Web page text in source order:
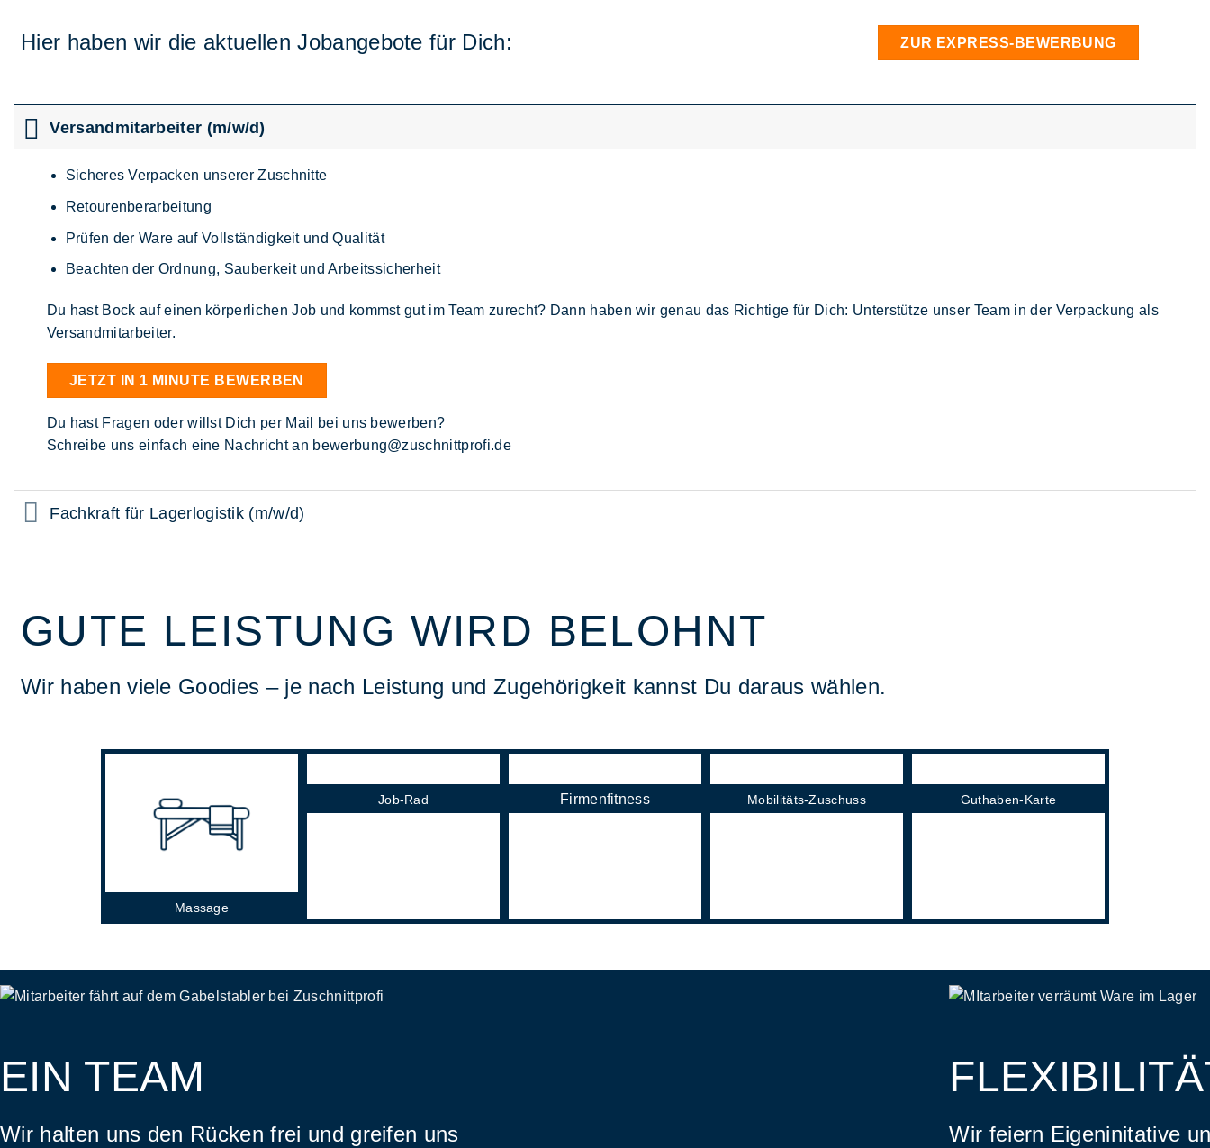
Hier haben wir die aktuellen Jobangebote für Dich: ZUR EXPRESS-BEWERBUNG
Versandmitarbeiter (m/w/d)
Sicheres Verpacken unserer Zuschnitte
Retourenberarbeitung
Prüfen der Ware auf Vollständigkeit und Qualität
Beachten der Ordnung, Sauberkeit und Arbeitssicherheit
Du hast Bock auf einen körperlichen Job und kommst gut im Team zurecht? Dann haben wir genau das Richtige für Dich: Unterstütze unser Team in der Verpackung als
Versandmitarbeiter.
JETZT IN 1 MINUTE BEWERBEN
Du hast Fragen oder willst Dich per Mail bei uns bewerben?
Schreibe uns einfach eine Nachricht an bewerbung@zuschnittprofi.de
Fachkraft für Lagerlogistik (m/w/d)
GUTE LEISTUNG WIRD BELOHNT
Wir haben viele Goodies – je nach Leistung und Zugehörigkeit kannst Du daraus wählen.
Massage
Job-Rad Firmenfitness Mobilitäts-Zuschuss Guthaben-Karte
EIN TEAM
Wir halten uns den Rücken frei und greifen uns
Wir feiern Eigeninitative